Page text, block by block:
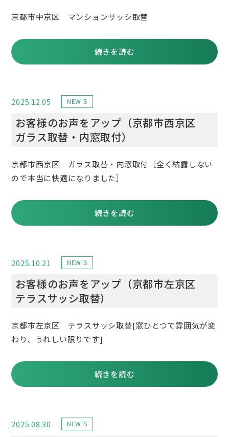
京都市中京区 マンションサッシ取替
続きを読む
2025.12.05 NEW'S
お客様のお声をアップ（京都市西京区
ガラス取替・内窓取付）
京都市西京区 ガラス取替・内窓取付［全く結露しない
ので本当に快適になりました］
続きを読む
2025.10.21 NEW'S
お客様のお声をアップ（京都市左京区
テラスサッシ取替）
京都市左京区 テラスサッシ取替[窓ひとつで雰囲気が変
わり、うれしい限りです]
続きを読む
2025.08.30 NEW'S